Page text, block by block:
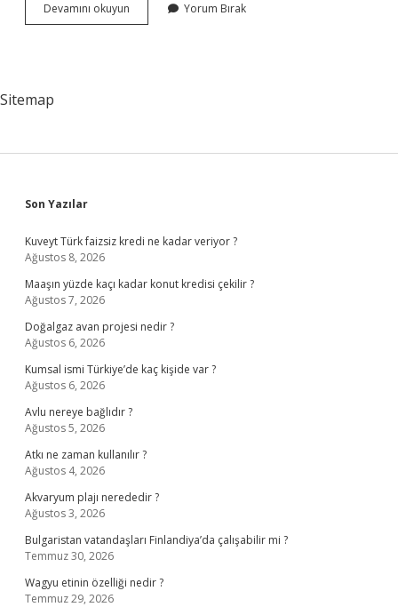
Devamını okuyun
Testleri
Yorum Bırak
Sitemap
Sidebar
Son Yazılar
Kuveyt Türk faizsiz kredi ne kadar veriyor ?
Ağustos 8, 2026
Maaşın yüzde kaçı kadar konut kredisi çekilir ?
Ağustos 7, 2026
Doğalgaz avan projesi nedir ?
Ağustos 6, 2026
Kumsal ismi Türkiye’de kaç kişide var ?
Ağustos 6, 2026
Avlu nereye bağlıdır ?
Ağustos 5, 2026
Atkı ne zaman kullanılır ?
Ağustos 4, 2026
Akvaryum plajı nerededir ?
Ağustos 3, 2026
Bulgaristan vatandaşları Finlandiya’da çalışabilir mi ?
Temmuz 30, 2026
Wagyu etinin özelliği nedir ?
Temmuz 29, 2026